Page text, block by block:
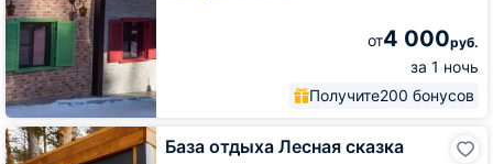
от4 000руб.
за 1 ночь
Получите200 бонусов
База отдыха Лесная сказка
База
отдыха